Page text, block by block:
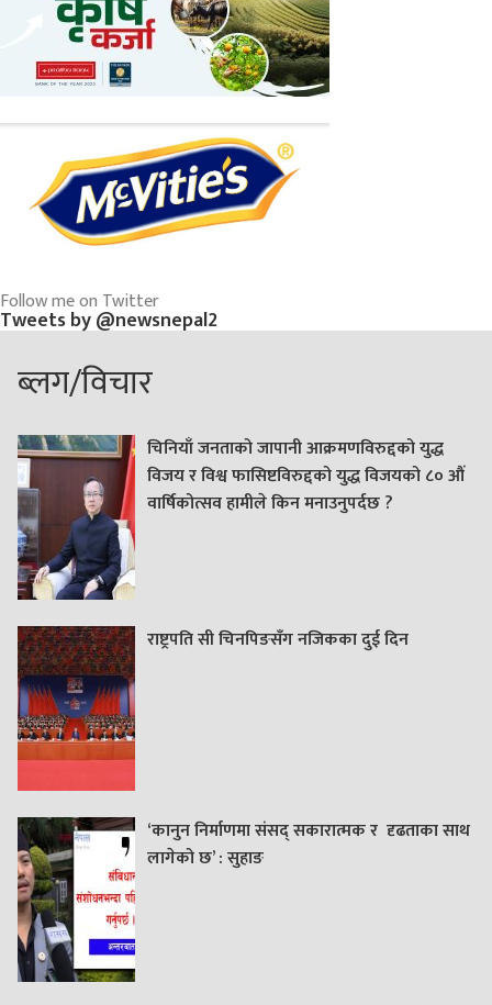
Follow me on Twitter
Tweets by @newsnepal2
ब्लग/विचार
चिनियाँ जनताको जापानी आक्रमणविरुद्दको युद्ध
विजय र विश्व फासिष्टविरुद्दको युद्ध विजयको ८० औं
वार्षिकोत्सव हामीले किन मनाउनुपर्दछ ?
राष्ट्रपति सी चिनपिङसँग नजिकका दुई दिन
‘कानुन निर्माणमा संसद् सकारात्मक र दृढताका साथ
लागेको छ’ : सुहाङ